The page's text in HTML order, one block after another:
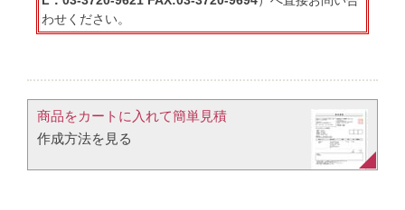
わせください。
商品をカートに入れて簡単見積​
作成方法を見る​​